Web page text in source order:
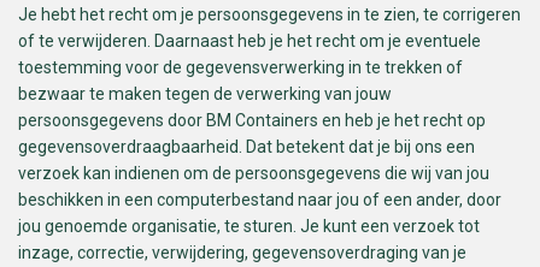
Je hebt het recht om je persoonsgegevens in te zien, te corrigeren
of te verwijderen. Daarnaast heb je het recht om je eventuele
toestemming voor de gegevensverwerking in te trekken of
bezwaar te maken tegen de verwerking van jouw
persoonsgegevens door BM Containers en heb je het recht op
gegevensoverdraagbaarheid. Dat betekent dat je bij ons een
verzoek kan indienen om de persoonsgegevens die wij van jou
beschikken in een computerbestand naar jou of een ander, door
jou genoemde organisatie, te sturen. Je kunt een verzoek tot
inzage, correctie, verwijdering, gegevensoverdraging van je